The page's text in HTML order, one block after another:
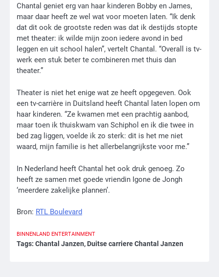
Chantal geniet erg van haar kinderen Bobby en James,
maar daar heeft ze wel wat voor moeten laten. “Ik denk
dat dit ook de grootste reden was dat ik destijds stopte
met theater: ik wilde mijn zoon iedere avond in bed
leggen en uit school halen”, vertelt Chantal. “Overall is tv-
werk een stuk beter te combineren met thuis dan
theater.”
Theater is niet het enige wat ze heeft opgegeven. Ook
een tv-carrière in Duitsland heeft Chantal laten lopen om
haar kinderen. “Ze kwamen met een prachtig aanbod,
maar toen ik thuiskwam van Schiphol en ik die twee in
bed zag liggen, voelde ik zo sterk: dit is het me niet
waard, mijn familie is het allerbelangrijkste voor me.”
In Nederland heeft Chantal het ook druk genoeg. Zo
heeft ze samen met goede vriendin Igone de Jongh
‘meerdere zakelijke plannen’.
Bron: RTL Boulevard
BINNENLAND ENTERTAINMENT
Tags: Chantal Janzen, Duitse carriere Chantal Janzen